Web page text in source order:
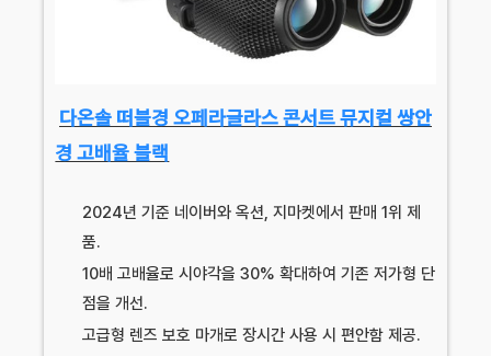
다온솔 떠블경 오페라글라스 콘서트 뮤지컬 쌍안
경 고배율 블랙
2024년 기준 네이버와 옥션, 지마켓에서 판매 1위 제
품.
10배 고배율로 시야각을 30% 확대하여 기존 저가형 단
점을 개선.
고급형 렌즈 보호 마개로 장시간 사용 시 편안함 제공.